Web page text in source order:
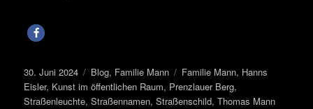
Veröffentlicht
am
30. Juni 2024 Kategorien
Blog, Familie Mann Schlagwörter
Familie Mann, Hanns
Eisler, Kunst im öffentlichen Raum, Prenzlauer Berg,
Straßenleuchte,Straßennamen,Straßenschild,Thomas Mann